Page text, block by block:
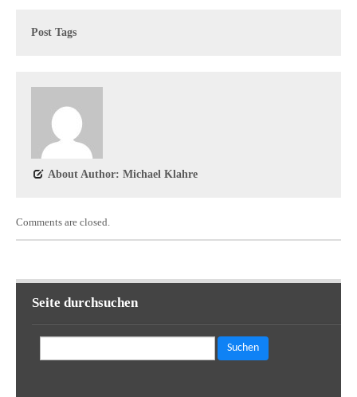
Post Tags
About Author: Michael Klahre
Comments are closed.
Seite durchsuchen
nach: